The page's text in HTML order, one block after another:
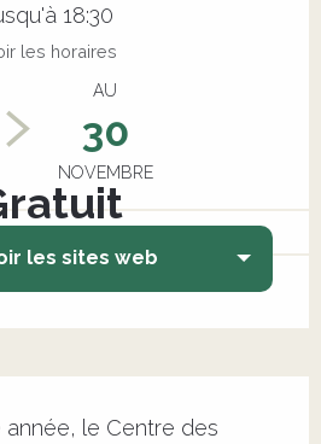
18:30
les horaires
AU
30
NOVEMBRE
les sites web
année, le Centre des